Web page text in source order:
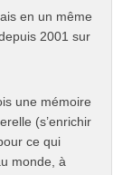
en un même
2001 sur
une mémoire
(s’enrichir
ce qui
monde, à